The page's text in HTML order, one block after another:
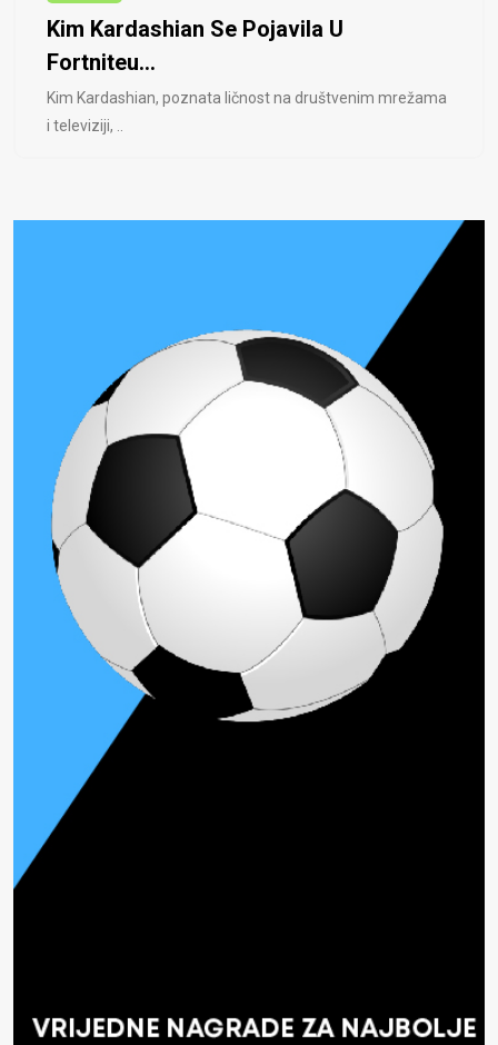
Kim Kardashian Se Pojavila U
Fortniteu...
Kim Kardashian, poznata ličnost na društvenim mrežama
i televiziji, ..